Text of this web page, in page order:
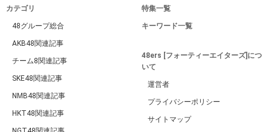
カテゴリ
48グループ総合
AKB48関連記事
チーム8関連記事
SKE48関連記事
NMB48関連記事
HKT48関連記事
特集一覧
キーワード一覧
48ers [フォーティーエイターズ]につ
いて
運営者
プライバシーポリシー
サイトマップ